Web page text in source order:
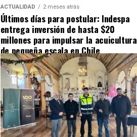
ACTUALIDAD 2 meses atrás
Últimos días para postular: Indespa
entrega inversión de hasta $20
millones para impulsar la acuicultura
de pequeña escala en Chile